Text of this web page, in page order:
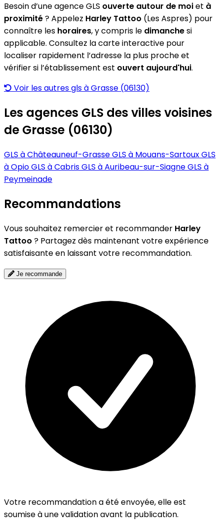
Besoin d’une agence GLS ouverte autour de moiet à
proximité? Appelez Harley Tattoo (Les Aspres) pour
connaître les horaires, y compris le dimanchesi
applicable. Consultez la carte interactive pour
localiser rapidement l’adresse la plus proche et
vérifier si l’établissement est ouvert aujourd'hui.
Voir les autres gls à Grasse (06130)
Les agences GLS des villes voisines
de Grasse (06130)
GLS à Châteauneuf-GrasseGLS à Mouans-SartouxGLS
à OpioGLS à CabrisGLS à Auribeau-sur-SiagneGLS à
Peymeinade
Recommandations
Vous souhaitez remercier et recommander Harley
Tattoo ? Partagez dès maintenant votre expérience
satisfaisante en laissant votre recommandation.
Je recommande
Votre recommandation a été envoyée, elle est
soumise à une validation avant la publication.